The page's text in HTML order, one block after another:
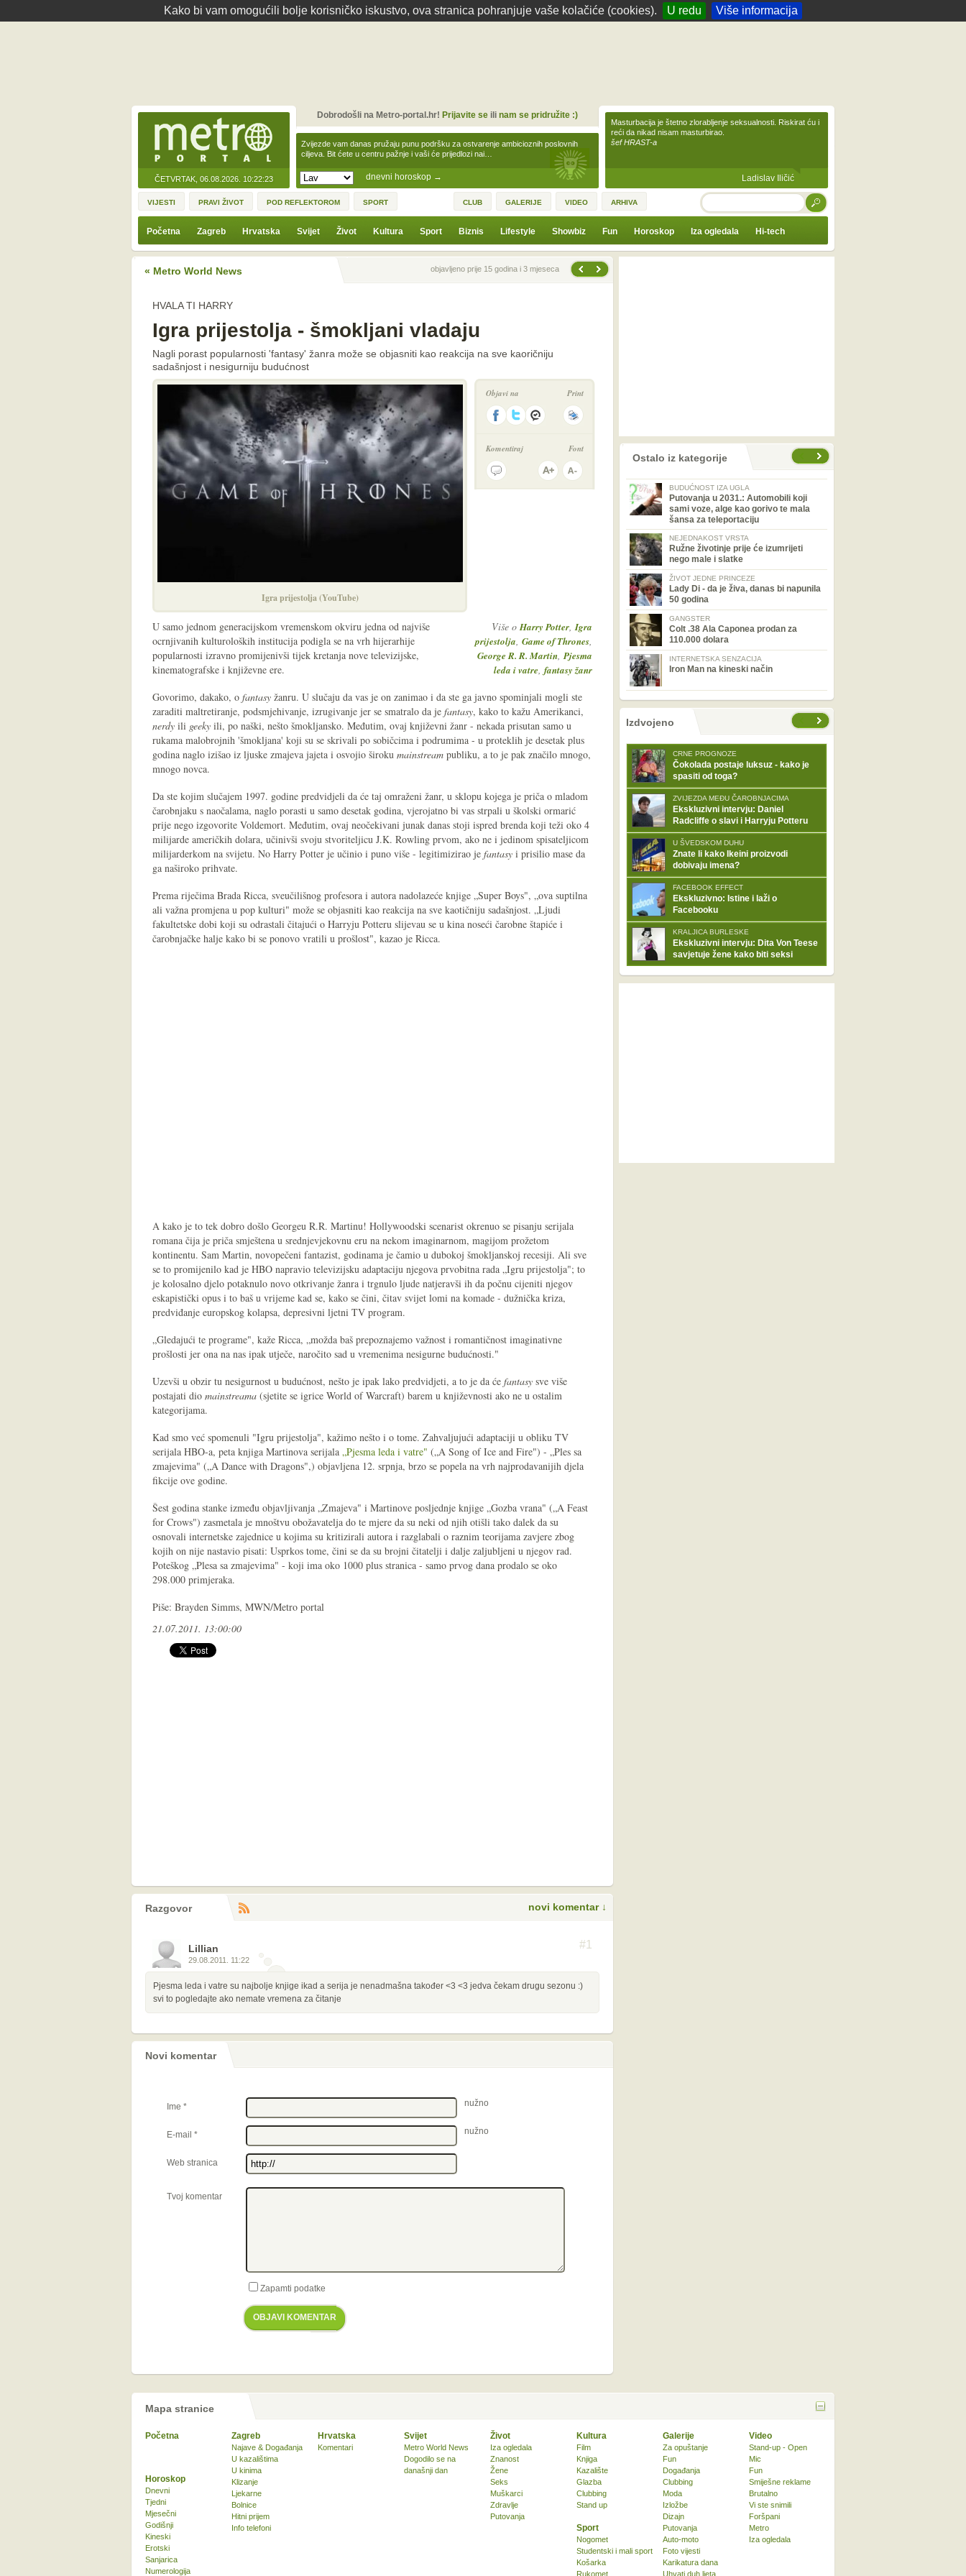
Kako bi vam omogućili bolje korisničko iskustvo, ova stranica pohranjuje vaše kolačiće (cookies). U redu Više informacija
ČETVRTAK, 06.08.2026. 10:22:23 dnevni horoskop →
Zvijezde vam danas pružaju punu podršku za ostvarenje ambicioznih poslovnih
ciljeva. Bit ćete u centru pažnje i vaši će prijedlozi nai…
Dobrodošli na Metro-portal.hr! Prijavite seili nam se pridružite :)
Masturbacija je štetno zlorabljenje seksualnosti. Riskirat ću i
reći da nikad nisam masturbirao.
šef HRAST-a
Ladislav Iličić
VIJESTI PRAVI ŽIVOT POD REFLEKTOROM SPORT CLUB GALERIJE VIDEO ARHIVA TRAŽI
Početna Zagreb Hrvatska Svijet Život Kultura Sport Biznis Lifestyle Showbiz Fun Horoskop Iza ogledala Hi-tech
« Metro World News Prethodna vijestobjavljeno prije 15 godina i 3 mjeseca
HVALA TI HARRY
Igra prijestolja - šmokljani vladaju
Nagli porast popularnosti 'fantasy' žanra može se objasniti kao reakcija na sve kaoričniju
sadašnjost i nesigurniju budućnost
Igra prijestolja (YouTube)
Objavi na Print
Komentiraj Font
Više oHarry Potter,Igra
prijestolja, Game of Thrones,
George R. R. Martin,Pjesma
leda i vatre, fantasy žanr
U samo jednom generacijskom vremenskom okviru jedna od najviše
ocrnjivanih kulturoloških institucija podigla se na vrh hijerarhije
popularnosti izravno promijenivši tijek kretanja nove televizijske,
kinematografske i književne ere.
Govorimo, dakako, o fantasy žanru. U slučaju da vas je on zanimao i da ste ga javno spominjali mogli ste
zaraditi maltretiranje, podsmjehivanje, izrugivanje jer se smatralo da je fantasy, kako to kažu Amerikanci,
nerdy ili geeky ili, po naški, nešto šmokljansko. Međutim, ovaj književni žanr - nekada prisutan samo u
rukama malobrojnih 'šmokljana' koji su se skrivali po sobičcima i podrumima - u proteklih je desetak plus
godina naglo izišao iz ljuske zmajeva jajeta i osvojio široku mainstream publiku, a to je pak značilo mnogo,
mnogo novca.
Da ste kojim slučajem 1997. godine predvidjeli da će taj omraženi žanr, u sklopu kojega je priča o mladom
čarobnjaku s naočalama, naglo porasti u samo desetak godina, vjerojatno bi vas strpali u školski ormarić
prije nego izgovorite Voldemort. Međutim, ovaj neočekivani junak danas stoji ispred brenda koji teži oko 4
milijarde američkih dolara, učinivši svoju stvoriteljicu J.K. Rowling prvom, ako ne i jedinom spisateljicom
milijarderkom na svijetu. No Harry Potter je učinio i puno više - legitimizirao je fantasy i prisilio mase da
ga naširoko prihvate.
Prema riječima Brada Ricca, sveučilišnog profesora i autora nadolazeće knjige „Super Boys", „ova suptilna
ali važna promjena u pop kulturi" može se objasniti kao reakcija na sve kaotičniju sadašnjost. „Ljudi
fakultetske dobi koji su odrastali čitajući o Harryju Potteru slijevau se u kina noseći čarobne štapiće i
čarobnjačke halje kako bi se ponovo vratili u prošlost", kazao je Ricca.
A kako je to tek dobro došlo Georgeu R.R. Martinu! Hollywoodski scenarist okrenuo se pisanju serijala
romana čija je priča smještena u srednjevjekovnu eru na nekom imaginarnom, magijom prožetom
kontinentu. Sam Martin, novopečeni fantazist, godinama je čamio u dubokoj šmokljanskoj recesiji. Ali sve
se to promijenilo kad je HBO napravio televizijsku adaptaciju njegova prvobitna rada „Igru prijestolja"; to
je kolosalno djelo potaknulo novo otkrivanje žanra i trgnulo ljude natjeravši ih da počnu cijeniti njegov
eskapistički opus i to baš u vrijeme kad se, kako se čini, čitav svijet lomi na komade - dužnička kriza,
predviđanje europskog kolapsa, depresivni ljetni TV program.
„Gledajući te programe", kaže Ricca, „možda baš prepoznajemo važnost i romantičnost imaginativne
prošlosti jer ona na nas ipak utječe, naročito sad u vremenima nesigurne budućnosti."
Uzevši u obzir tu nesigurnost u budućnost, nešto je ipak lako predvidjeti, a to je da će fantasy sve više
postajati dio mainstreama (sjetite se igrice World of Warcraft) barem u književnosti ako ne u ostalim
kategorijama.
Kad smo već spomenuli "Igru prijestolja", kažimo nešto i o tome. Zahvaljujući adaptaciji u obliku TV
serijala HBO-a, peta knjiga Martinova serijala „Pjesma leda i vatre" („A Song of Ice and Fire") - „Ples sa
zmajevima" („A Dance with Dragons",) objavljena 12. srpnja, brzo se popela na vrh najprodavanijih djela
fikcije ove godine.
Šest godina stanke između objavljivanja „Zmajeva" i Martinove posljednje knjige „Gozba vrana" („A Feast
for Crows") zasmetala je mnoštvu obožavatelja do te mjere da su neki od njih otišli tako dalek da su
osnovali internetske zajednice u kojima su kritizirali autora i razglabali o raznim teorijama zavjere zbog
kojih on nije nastavio pisati: Usprkos tome, čini se da su brojni čitatelji i dalje zaljubljeni u njegov rad.
Poteškog „Plesa sa zmajevima" - koji ima oko 1000 plus stranica - samo prvog dana prodalo se oko
298.000 primjeraka.
Piše: Brayden Simms, MWN/Metro portal
21.07.2011. 13:00:00
Razgovor
komentara
novi komentar ↓
Lillian
29.08.2011. 11:22
#1
Pjesma leda i vatre su najbolje knjige ikad a serija je nenadmašna također <3 <3 jedva čekam drugu sezonu :)
svi to pogledajte ako nemate vremena za čitanje
Novi komentar
Ime * nužno
E-mail * nužno
Web stranica
Tvoj komentar
Zapamti podatke
OBJAVI KOMENTAR
prethodno Ostalo iz kategorije
BUDUĆNOST IZA UGLA
Putovanja u 2031.: Automobili koji
sami voze, alge kao gorivo te mala
šansa za teleportaciju
NEJEDNAKOST VRSTA
Ružne životinje prije će izumrijeti
nego male i slatke
ŽIVOT JEDNE PRINCEZE
Lady Di - da je živa, danas bi napunila
50 godina
GANGSTER
Colt .38 Ala Caponea prodan za
110.000 dolara
INTERNETSKA SENZACIJA
Iron Man na kineski način
nema prethodne stranice
sljedećeIzdvojeno
CRNE PROGNOZE
Čokolada postaje luksuz - kako je
spasiti od toga?
ZVIJEZDA MEĐU ČAROBNJACIMA
Ekskluzivni intervju: Daniel
Radcliffe o slavi i Harryju Potteru
U ŠVEDSKOM DUHU
Znate li kako Ikeini proizvodi
dobivaju imena?
FACEBOOK EFFECT
Ekskluzivno: Istine i laži o
Facebooku
KRALJICA BURLESKE
Ekskluzivni intervju: Dita Von Teese
savjetuje žene kako biti seksi
Mapa stranice
Početna Zagreb
Najave & Događanja
U kazalištima
U kinima
Klizanje
Ljekarne
Bolnice
Hitni prijem
Info telefoni
Hrvatska
Komentari
Svijet
Metro World News
Dogodilo se na
današnji dan
Život
Iza ogledala
Znanost
Žene
Seks
Muškarci
Zdravlje
Putovanja
Kultura
Film
Knjiga
Kazalište
Glazba
Clubbing
Stand up
Sport
Nogomet
Studentski i mali sport
Košarka
Rukomet
Horoskop
Dnevni
Tjedni
Mjesečni
Godišnji
Kineski
Erotski
Sanjarica
Numerologija
Galerije
Za opuštanje
Fun
Događanja
Clubbing
Moda
Izložbe
Dizajn
Putovanja
Auto-moto
Foto vijesti
Karikatura dana
Uhvati duh ljeta
Video
Stand-up - Open
Mic
Fun
Smiješne reklame
Brutalno
Vi ste snimili
Foršpani
Metro
Iza ogledala